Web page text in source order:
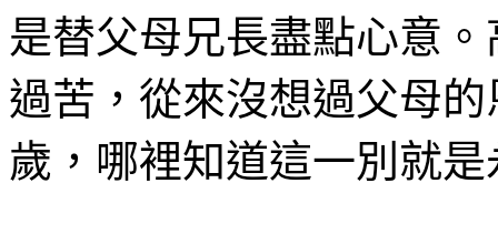
是替父母兄長盡點心意
過苦，從來沒想過父母
歲，哪裡知道這一別就是